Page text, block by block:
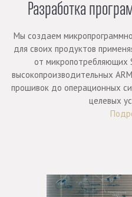
Разработка
Мы создаем
для своих продуктов
от микропотребляющих
высокопроизводительных
прошивок до операционных
целевых